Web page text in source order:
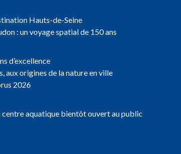
Hauts-de-Seine
: un voyage spatial de 150 ans
d’excellence
aux origines de la nature en ville
2026
centre aquatique bientôt ouvert au public